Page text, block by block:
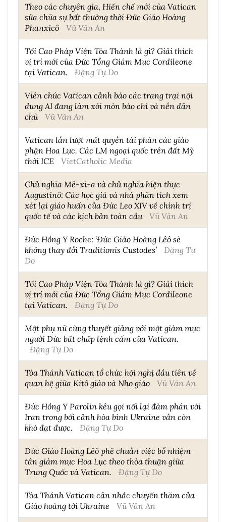
Theo các chuyên gia, Hiến chế mới của Vatican
sửa chữa sự bất thường thời Đức Giáo Hoàng
Phanxicô
Vũ Văn An
Tối Cao Pháp Viện Tòa Thánh là gì? Giải thích
vị trí mới của Đức Tổng Giám Mục Cordileone
tại Vatican.
Đặng Tự Do
Viên chức Vatican cảnh báo các trang trại nội
dung AI đang làm xói mòn báo chí và nền dân
chủ
Vũ Văn An
Vatican lần lượt mất quyền tài phán các giáo
phận Hoa Lục. Các LM ngoại quốc trên đất Mỹ
thời ICE
VietCatholic Media
Chủ nghĩa Mê-xi-a và chủ nghĩa hiện thực
Augustinô: Các học giả và nhà phân tích xem
xét lại giáo huấn của Đức Leo XIV về chính trị
quốc tế và các kịch bản toàn cầu
Vũ Văn An
Đức Hồng Y Roche: ‘Đức Giáo Hoàng Lêô sẽ
không thay đổi Traditionis Custodes’
Đặng Tự
Do
Tối Cao Pháp Viện Tòa Thánh là gì? Giải thích
vị trí mới của Đức Tổng Giám Mục Cordileone
tại Vatican.
Đặng Tự Do
Một phụ nữ cùng thuyết giảng với một giám mục
người Đức bất chấp lệnh cấm của Vatican.
Đặng Tự Do
Tòa Thánh Vatican tổ chức hội nghị đầu tiên về
quan hệ giữa Kitô giáo và Nho giáo
Vũ Văn An
Đức Hồng Y Parolin kêu gọi nối lại đàm phán với
Iran trong bối cảnh hòa bình Ukraine vẫn còn
khó đạt được.
Đặng Tự Do
Đức Giáo Hoàng Lêô phê chuẩn việc bổ nhiệm
tân giám mục Hoa Lục theo thỏa thuận giữa
Trung Quốc và Vatican.
Đặng Tự Do
Tòa Thánh Vatican cân nhắc chuyến thăm của
Giáo hoàng tới Ukraine
Vũ Văn An